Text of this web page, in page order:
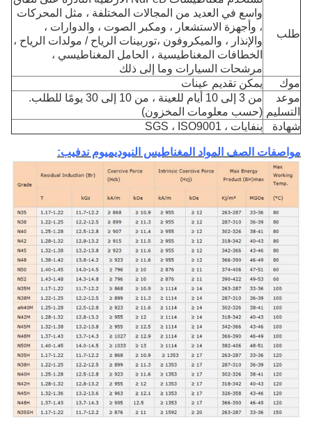
طلب
واسع في العديد من المجالات المختلفة ، مثل المحركات
، وأجهزة الاستشعار ، ومكبر الصوت ، والدوارات ،
والإنذار ، والميكروفون ، توربينات الرياح / مولدات الرياح ،
الخطافات المغناطيسية ، الحامل المغناطيسي ،
مرشحات السيارات وما إلى ذلك
موك
يمكن تقديم عينات
موعد
التسليم
من 3 إلى 10 أيام للعينة ، من 10 إلى 30 يومًا للطلب.
(حسب معلومات المخزون)
شهادة
بنفايات ، SGS ، ISO9001
مواصفات الصف المواد المغناطيس النيوديميوم ندفيب: